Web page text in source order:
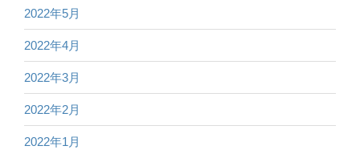
2022年5月
2022年4月
2022年3月
2022年2月
2022年1月